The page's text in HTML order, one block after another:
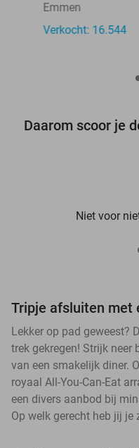
Emmen
Verkocht: 16.544
Daarom scoor je
Niet voor
Tripje afsluiten met
Lekker op pad geweest?
trek gekregen! Strijk neer
van een smakelijk diner.
royaal All-You-Can-Eat
een divers aanbod bij
Op welk gerecht heb jij je